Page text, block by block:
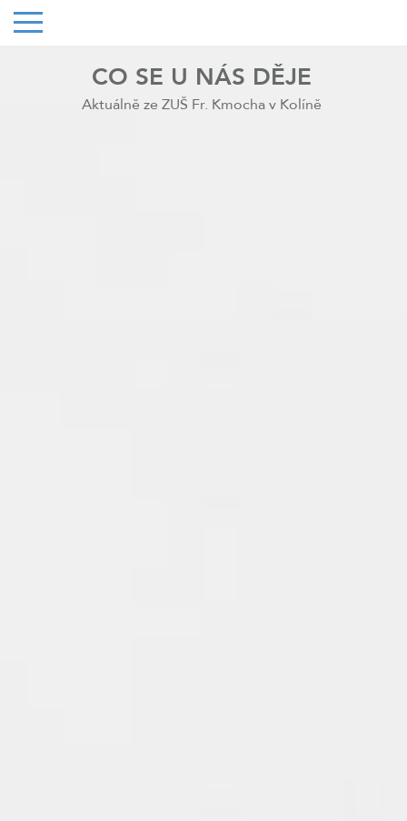
CO SE U NÁS DĚJE
Aktuálně ze ZUŠ Fr. Kmocha v Kolíně